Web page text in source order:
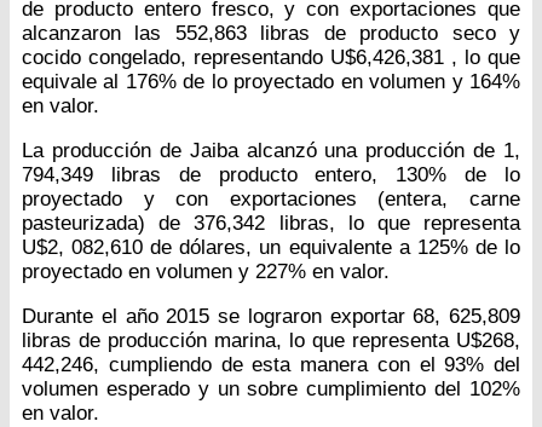
de producto entero fresco, y con exportaciones que
alcanzaron las 552,863 libras de producto seco y
cocido congelado, representando U$6,426,381 , lo que
equivale al 176% de lo proyectado en volumen y 164%
en valor.
La producción de Jaiba alcanzó una producción de 1,
794,349 libras de producto entero, 130% de lo
proyectado y con exportaciones (entera, carne
pasteurizada) de 376,342 libras, lo que representa
U$2, 082,610 de dólares, un equivalente a 125% de lo
proyectado en volumen y 227% en valor.
Durante el año 2015 se lograron exportar 68, 625,809
libras de producción marina, lo que representa U$268,
442,246, cumpliendo de esta manera con el 93% del
volumen esperado y un sobre cumplimiento del 102%
en valor.